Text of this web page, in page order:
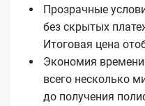
Прозрачные
без скрытых
Итоговая цена
Экономия
всего несколько
до получения